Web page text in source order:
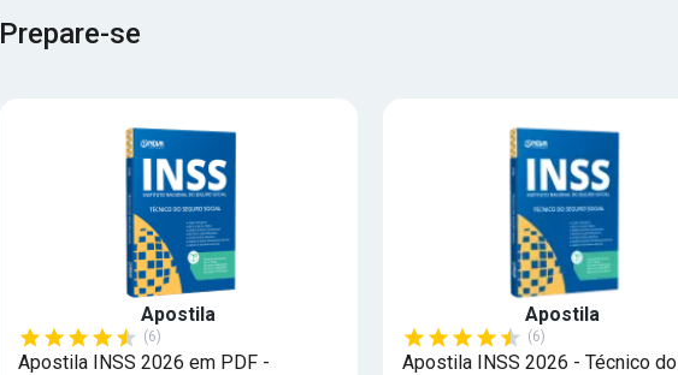
Prepare-se
Apostila
(6)
Apostila INSS 2026 em PDF -
Apostila
(6)
Apostila INSS 2026 - Técnico do